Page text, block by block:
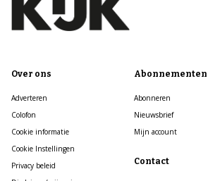
Over ons
Adverteren
Colofon
Cookie informatie
Cookie Instellingen
Privacy beleid
Abonnementen
Abonneren
Nieuwsbrief
Mijn account
Contact